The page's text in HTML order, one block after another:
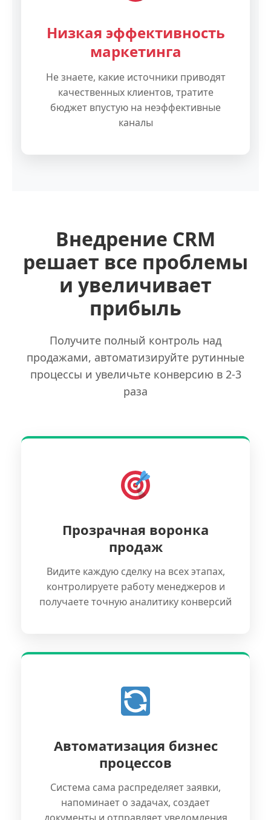
Низкая эффективность
маркетинга
Не знаете, какие источники приводят
качественных клиентов, тратите
бюджет впустую на неэффективные
каналы
Внедрение CRM
решает все проблемы
и увеличивает
прибыль
Получите полный контроль над
продажами, автоматизируйте рутинные
процессы и увеличьте конверсию в 2-3
раза
Прозрачная воронка
продаж
Видите каждую сделку на всех этапах,
контролируете работу менеджеров и
получаете точную аналитику конверсий
Автоматизация бизнес
процессов
Система сама распределяет заявки,
напоминает о задачах, создает